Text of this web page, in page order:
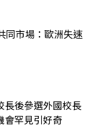
同市場：歐洲失速
長後參選外國校長
會罕見引好奇